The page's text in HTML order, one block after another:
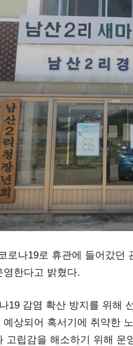
로나19로 휴관에 들어갔던
한다고 밝혔다.
19 감염 확산 방지를 위해
상되어 혹서기에 취약한
고립감을 해소하기 위해 운